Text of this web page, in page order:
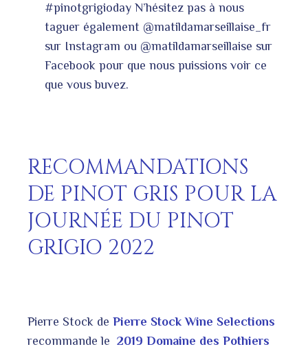
#pinotgrigioday N’hésitez pas à nous
taguer également @matildamarseillaise_fr
sur Instagram ou @matildamarseillaise sur
Facebook pour que nous puissions voir ce
que vous buvez.
RECOMMANDATIONS
DE PINOT GRIS POUR LA
JOURNÉE DU PINOT
GRIGIO 2022
Pierre Stock de Pierre Stock Wine Selections
recommande le 2019 Domaine des Pothiers